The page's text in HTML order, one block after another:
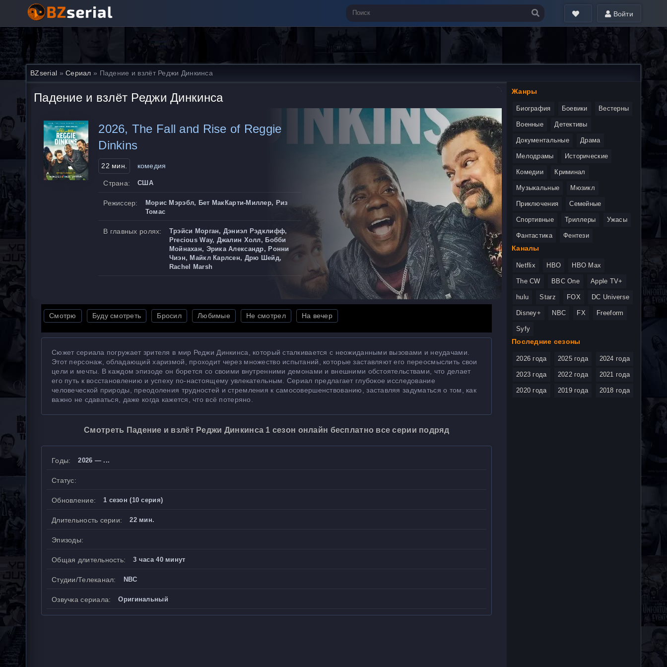
Войти
BZserial »Сериал » Падение и взлёт Реджи Динкинса
Падение и взлёт Реджи Динкинса
2026, The Fall and Rise of Reggie
Dinkins
22 мин. комедия
Страна: США
Режиссер:
Морис Мэрэбл, Бет МакКарти-Миллер, Риз
Томас
В главных ролях:
Трэйси Морган, Дэниэл Рэдклифф,
Precious Way, Джалин Холл, Бобби
Мойнахан, Эрика Александр, Ронни
Чиэн, Майкл Карлсен, Дрю Шейд,
Rachel Marsh
Смотрю Буду смотреть Бросил Любимые Не смотрел На вечер
Сюжет сериала погружает зрителя в мир Реджи Динкинса, который сталкивается с неожиданными вызовами и неудачами.
Этот персонаж, обладающий харизмой, проходит через множество испытаний, которые заставляют его переосмыслить свои
цели и мечты. В каждом эпизоде он борется со своими внутренними демонами и внешними обстоятельствами, что делает
его путь к восстановлению и успеху по-настоящему увлекательным. Сериал предлагает глубокое исследование
человеческой природы, преодоления трудностей и стремления к самосовершенствованию, заставляя задуматься о том, как
важно не сдаваться, даже когда кажется, что всё потеряно.
Смотреть Падение и взлёт Реджи Динкинса 1 сезон онлайн бесплатно все серии подряд
Годы: 2026 — ...
Статус:
Обновление: 1 сезон (10 серия)
Длительность серии: 22 мин.
Эпизоды:
Общая длительность: 3 часа 40 минут
Студии/Телеканал: NBC
Озвучка сериала: Оригинальный
Жанры
Биография Боевики Вестерны
Военные Детективы
Документальные Драма
Мелодрамы Исторические
Комедии Криминал
Музыкальные Мюзикл
Приключения Семейные
Спортивные Триллеры Ужасы
Фантастика Фентези
Каналы
Netflix HBO HBO Max
The CW BBC One Apple TV+
hulu Starz FOX DC Universe
Disney+ NBC FX Freeform
Syfy
Последние сезоны
2026 года 2025 года 2024 года
2023 года 2022 года 2021 года
2020 года 2019 года 2018 года